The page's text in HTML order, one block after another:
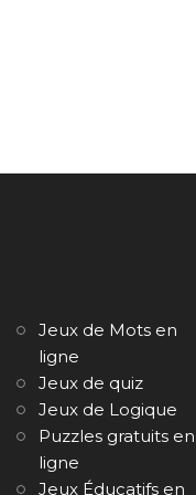
Jeux de Mots en
ligne
Jeux de quiz
Jeux de Logique
Puzzles gratuits en
ligne
Jeux Éducatifs en